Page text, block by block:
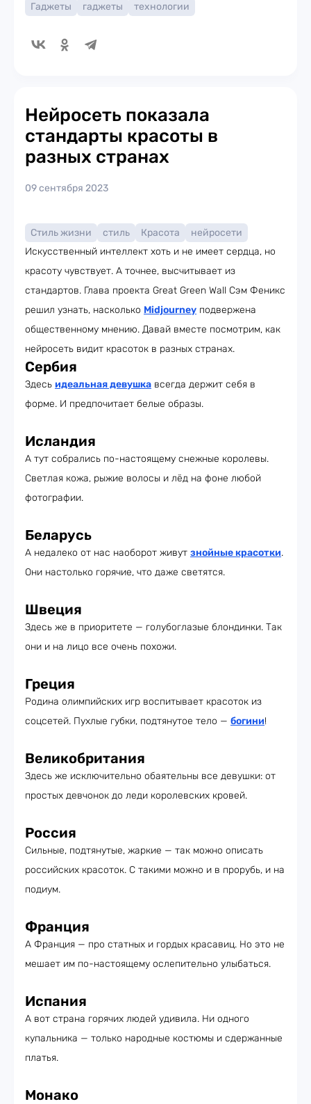
Гаджеты гаджеты технологии
Нейросеть показала
стандарты красоты в
разных странах
09 сентября 2023
Стиль жизни стиль Красота
нейросети
Искусственный интеллект хоть и не имеет сердца, но
красоту чувствует. А точнее, высчитывает из
стандартов. Глава проекта Great Green Wall Сэм Феникс
решил узнать, насколько Midjourney подвержена
общественному мнению. Давай вместе посмотрим, как
нейросеть видит красоток в разных странах.
Сербия
Здесь идеальная девушка всегда держит себя в
форме. И предпочитает белые образы.
Исландия
А тут собрались по-настоящему снежные королевы.
Светлая кожа, рыжие волосы и лёд на фоне любой
фотографии.
Беларусь
А недалеко от нас наоборот живут знойные красотки.
Они настолько горячие, что даже светятся.
Швеция
Здесь же в приоритете — голубоглазые блондинки. Так
они и на лицо все очень похожи.
Греция
Родина олимпийских игр воспитывает красоток из
соцсетей. Пухлые губки, подтянутое тело — богини!
Великобритания
Здесь же исключительно обаятельны все девушки: от
простых девчонок до леди королевских кровей.
Россия
Сильные, подтянутые, жаркие — так можно описать
российских красоток. С такими можно и в прорубь, и на
подиум.
Франция
А Франция — про статных и гордых красавиц. Но это не
мешает им по-настоящему ослепительно улыбаться.
Испания
А вот страна горячих людей удивила. Ни одного
купальника — только народные костюмы и сдержанные
платья.
Монако